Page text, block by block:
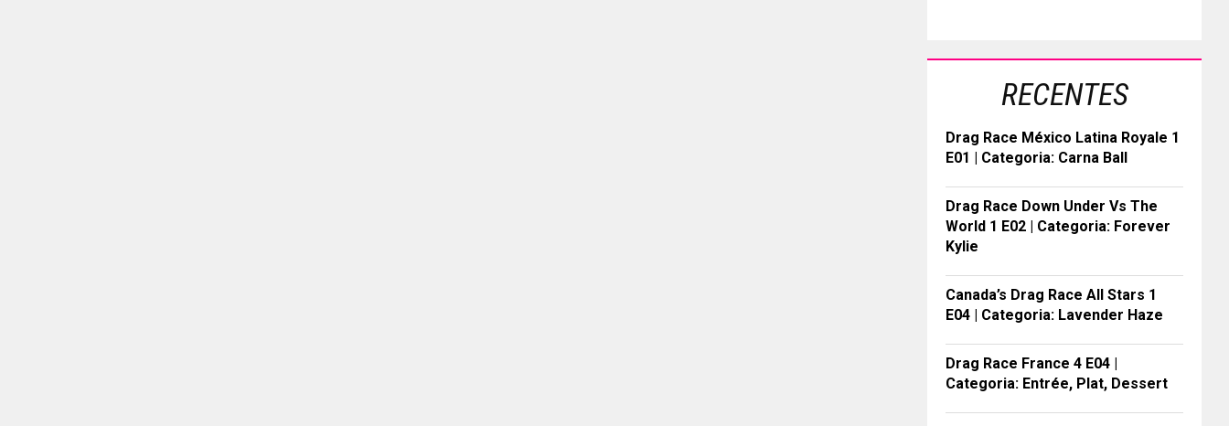
RECENTES
Drag Race México Latina Royale 1
E01 | Categoria: Carna Ball
Drag Race Down Under Vs The
World 1 E02 | Categoria: Forever
Kylie
Canada’s Drag Race All Stars 1
E04 | Categoria: Lavender Haze
Drag Race France 4 E04 |
Categoria: Entrée, Plat, Dessert